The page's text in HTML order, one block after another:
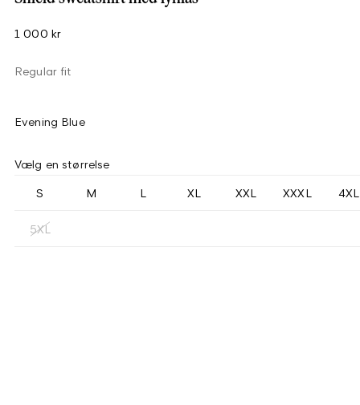
1 000 kr
Regular fit
Evening Blue
Vælg en størrelse
S M L XL XXL XXXL 4XL
5XL